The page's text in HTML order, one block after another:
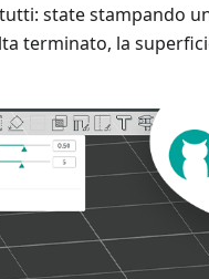
state stampando
terminato, la